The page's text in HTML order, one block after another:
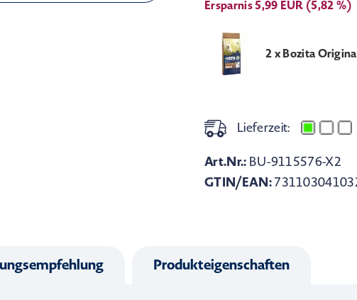
Ersparnis 5,99 EUR (5,82 %)
2 x Bozita
Lieferzeit:
Art.Nr.: BU-9115576-X2
GTIN/EAN:
Produkteigenschaften